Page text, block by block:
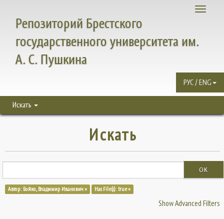
Toggle
Репозиторий Брестского
государственного университета им.
А. С. Пушкина
РУС / ENG
Искать
Искать
OK
Автор: Бойко, Владимир Иванович × Has File(s): true ×
Show Advanced Filters